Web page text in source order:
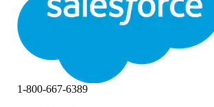
結束
1-800-667-6389